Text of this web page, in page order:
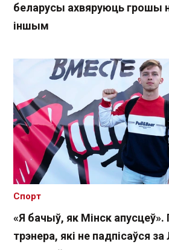
беларусы ахвяруюць грошы
іншым
«Я бачыў, як Мінск апусцеў».
трэнера, які не падпісаўся
Спорт